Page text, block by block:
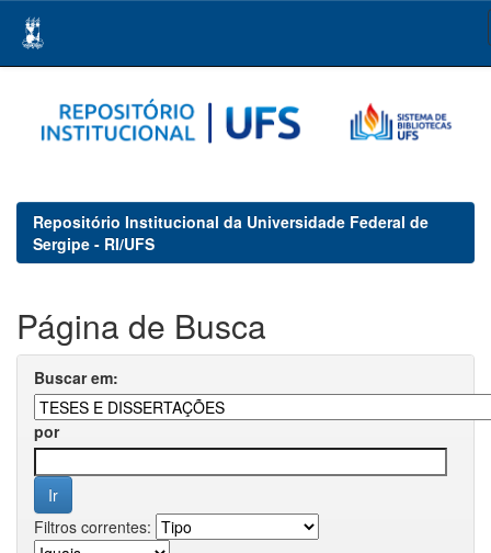
navigation
Repositório Institucional da Universidade Federal de
Sergipe - RI/UFS
Página de Busca
Buscar em:
por
Filtros correntes: